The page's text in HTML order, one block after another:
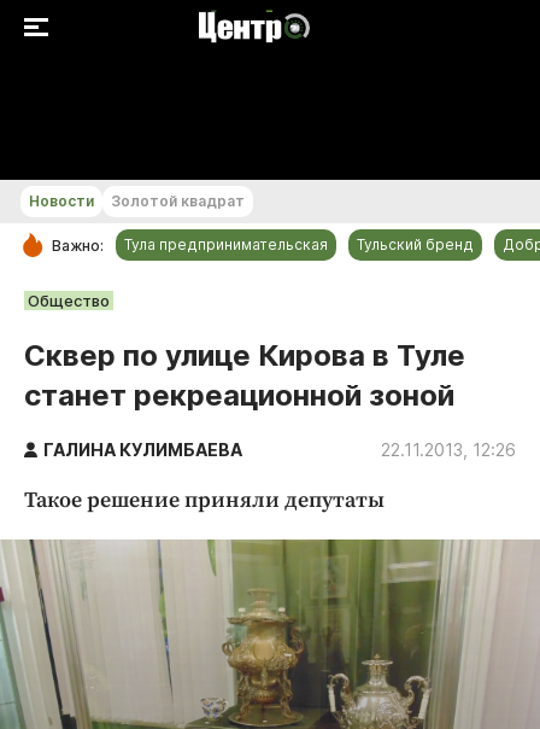
РУБРИКИ
Культура
Происшествия
Спорт
Тула предпринимательская
ДоброЦентр
Голодный шпион
Новости Золотой квадрат
Важно: Тула предпринимательская Тульский бренд
Общество
Сквер по улице Кирова в Туле
станет рекреационной зоной
ГАЛИНА КУЛИМБАЕВА 22.11.2013, 12:26
Такое решение приняли депутаты